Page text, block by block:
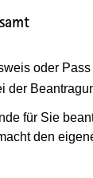
oder Pass
der
für Sie
den